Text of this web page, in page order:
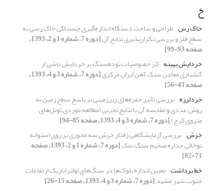
خ
خاک رس طراحی و ساخت دستگاه اندازه‌گیری چسبناکی خاک رسی به
سطح فلز و بررسی تکرارپذیری نتایج آن [دوره 7، شماره 1 و 2، 1393،
صفحه 93-99]
خردایش بهینه
اثر خصوصیات توده‎سنگ بر خردایش ناشی از
آتشباری معادن سنگ آهن ایران مرکزی [دوره 7، شماره 3 و 4، 1393،
صفحه 43-56]
خردلرزه بررسی تأثیر حفره‌های زیرزمینی بر پاسخ سطح زمین به
روش عددی و مقایسه آن با نتایج تجربی (مطالعه موردی تونل‌های
متروی کرج)[دوره 7، شماره 3 و 4، 1393، صفحه 85-94]
خزش بررسی آزمایشگاهی رفتار خزش سه محوری بر روی استوانه
توخالی جداره ضخیم سنگ نمک [دوره 7، شماره 1 و 2، 1393، صفحه
71-82]
خط برداشت تعیین اندازه بلوک‌ها در سنگ‌های اولترابازیک ارتفاعات
جنوب شهر مشهد[دوره 7، شماره 3 و 4، 1393، صفحه 15-26]